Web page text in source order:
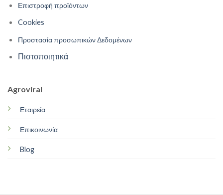
Επιστροφή προϊόντων
Cookies
Προστασία προσωπικών Δεδομένων
Πιστοποιητικά
Agroviral
Εταιρεία
Επικοινωνία
Blog